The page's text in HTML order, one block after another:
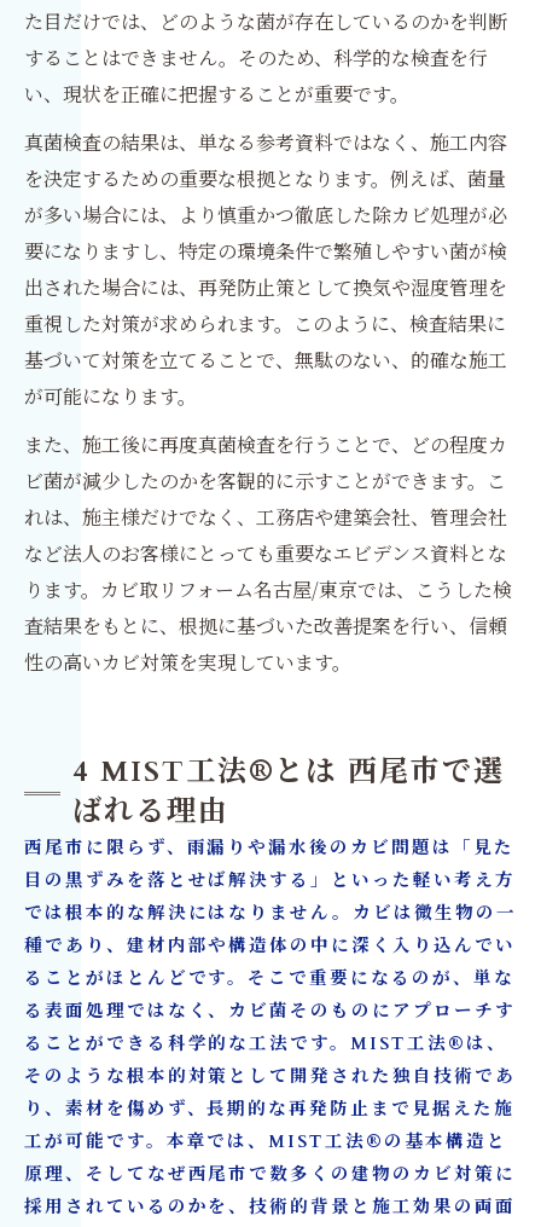
た目だけでは、どのような菌が存在しているのかを判断
することはできません。そのため、科学的な検査を行
い、現状を正確に把握することが重要です。
真菌検査の結果は、単なる参考資料ではなく、施工内容
を決定するための重要な根拠となります。例えば、菌量
が多い場合には、より慎重かつ徹底した除カビ処理が必
要になりますし、特定の環境条件で繁殖しやすい菌が検
出された場合には、再発防止策として換気や湿度管理を
重視した対策が求められます。このように、検査結果に
基づいて対策を立てることで、無駄のない、的確な施工
が可能になります。
また、施工後に再度真菌検査を行うことで、どの程度カ
ビ菌が減少したのかを客観的に示すことができます。こ
れは、施主様だけでなく、工務店や建築会社、管理会社
など法人のお客様にとっても重要なエビデンス資料とな
ります。カビ取リフォーム名古屋/東京では、こうした検
査結果をもとに、根拠に基づいた改善提案を行い、信頼
性の高いカビ対策を実現しています。
4 MIST工法®とは 西尾市で選
ばれる理由
西尾市に限らず、雨漏りや漏水後のカビ問題は「見た
目の黒ずみを落とせば解決する」といった軽い考え方
では根本的な解決にはなりません。カビは微生物の一
種であり、建材内部や構造体の中に深く入り込んでい
ることがほとんどです。そこで重要になるのが、単な
る表面処理ではなく、カビ菌そのものにアプローチす
ることができる科学的な工法です。MIST工法®は、
そのような根本的対策として開発された独自技術であ
り、素材を傷めず、長期的な再発防止まで見据えた施
工が可能です。本章では、MIST工法®の基本構造と
原理、そしてなぜ西尾市で数多くの建物のカビ対策に
採用されているのかを、技術的背景と施工効果の両面